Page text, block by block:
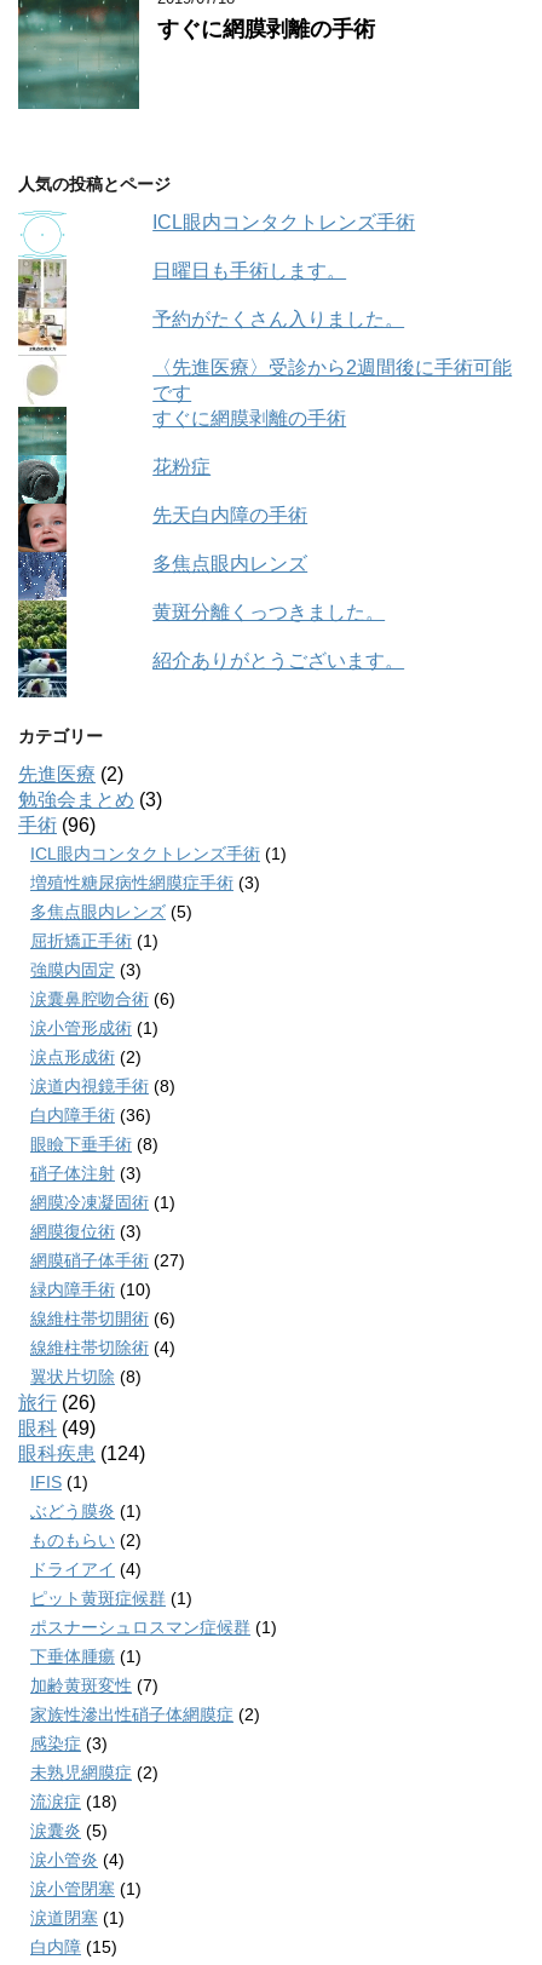
すぐに網膜剥離の手術
人気の投稿とページ
ICL眼内コンタクトレンズ手術
日曜日も手術します。
予約がたくさん入りました。
〈先進医療〉受診から2週間後に手術可能
です
すぐに網膜剥離の手術
花粉症
先天白内障の手術
多焦点眼内レンズ
黄斑分離くっつきました。
紹介ありがとうございます。
カテゴリー
先進医療 (2)
勉強会まとめ (3)
手術 (96)
ICL眼内コンタクトレンズ手術 (1)
増殖性糖尿病性網膜症手術 (3)
多焦点眼内レンズ (5)
屈折矯正手術 (1)
強膜内固定 (3)
涙囊鼻腔吻合術 (6)
涙小管形成術 (1)
涙点形成術 (2)
涙道内視鏡手術 (8)
白内障手術 (36)
眼瞼下垂手術 (8)
硝子体注射 (3)
網膜冷凍凝固術 (1)
網膜復位術 (3)
網膜硝子体手術 (27)
緑内障手術 (10)
線維柱帯切開術 (6)
線維柱帯切除術 (4)
翼状片切除 (8)
旅行 (26)
眼科 (49)
眼科疾患 (124)
IFIS (1)
ぶどう膜炎 (1)
ものもらい (2)
ドライアイ (4)
ピット黄斑症候群 (1)
ポスナーシュロスマン症候群 (1)
下垂体腫瘍 (1)
加齢黄斑変性 (7)
家族性滲出性硝子体網膜症 (2)
感染症 (3)
未熟児網膜症 (2)
流涙症 (18)
涙囊炎 (5)
涙小管炎 (4)
涙小管閉塞 (1)
涙道閉塞 (1)
白内障 (15)